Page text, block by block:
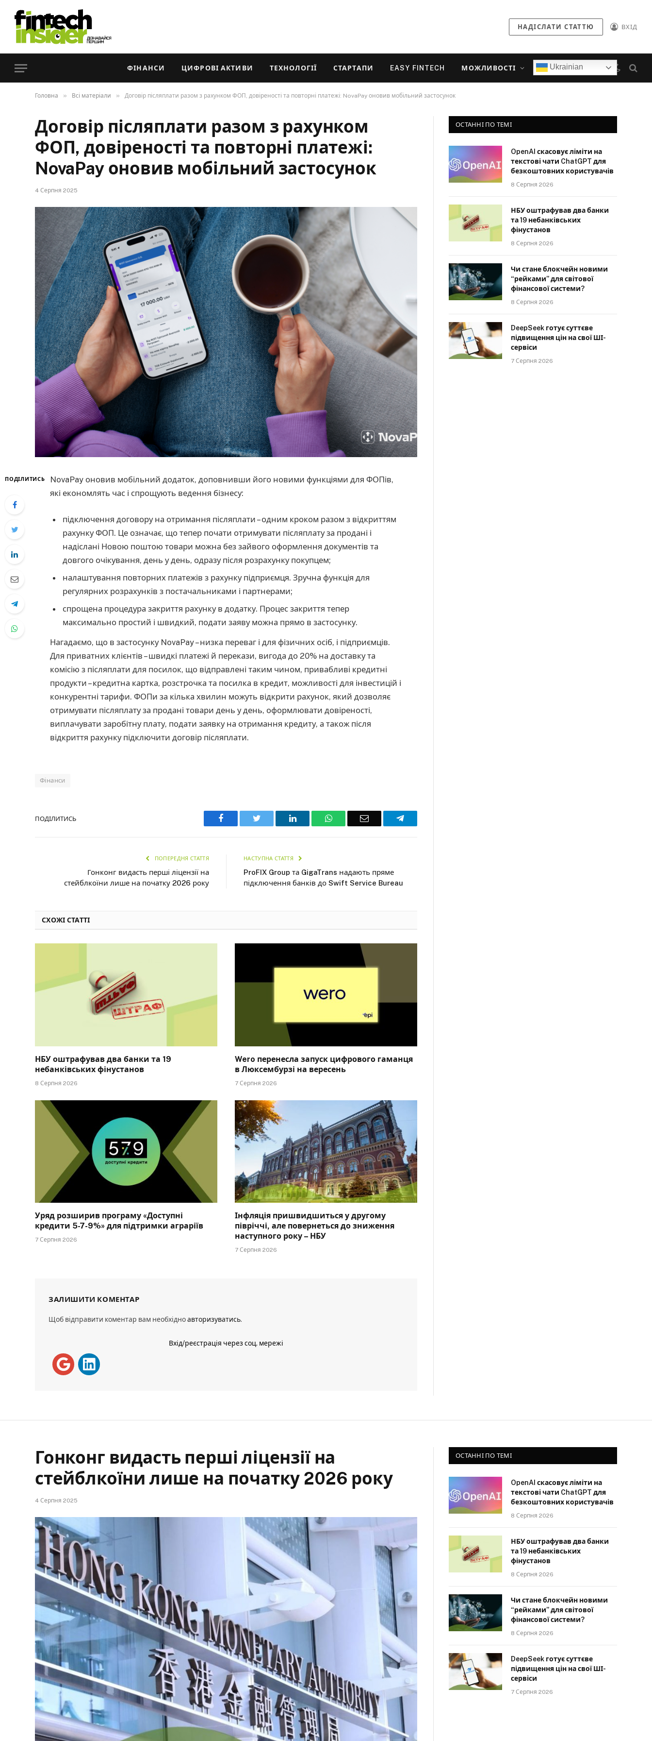
НАДІСЛАТИ СТАТТЮ ВХІД
ФІНАНСИ ЦИФРОВІ АКТИВИ ТЕХНОЛОГІЇ СТАРТАПИ EASY FINTECH МОЖЛИВОСТІ Ukrainian
Головна » Всі матеріали » Договір післяплати разом з рахунком ФОП, довіреності та повторні платежі: NovaPay оновив мобільний застосунок
Договір післяплати разом з рахунком
ФОП, довіреності та повторні платежі:
NovaPay оновив мобільний застосунок
4 Серпня 2025
ПОДІЛИТИСЬ
NovaPay оновив мобільний додаток, доповнивши його новими функціями для ФОПів,
які економлять час і спрощують ведення бізнесу:
підключення договору на отримання післяплати – одним кроком разом з відкриттям
рахунку ФОП. Це означає, що тепер почати отримувати післяплату за продані і
надіслані Новою поштою товари можна без зайвого оформлення документів та
довгого очікування, день у день, одразу після розрахунку покупцем;
налаштування повторних платежів з рахунку підприємця. Зручна функція для
регулярних розрахунків з постачальниками і партнерами;
спрощена процедура закриття рахунку в додатку. Процес закриття тепер
максимально простий і швидкий, подати заяву можна прямо в застосунку.
Нагадаємо, що в застосунку NovaPay – низка переваг і для фізичних осіб, і підприємців.
Для приватних клієнтів – швидкі платежі й перекази, вигода до 20% на доставку та
комісію з післяплати для посилок, що відправлені таким чином, привабливі кредитні
продукти – кредитна картка, розстрочка та посилка в кредит, можливості для інвестицій і
конкурентні тарифи. ФОПи за кілька хвилин можуть відкрити рахунок, який дозволяє
отримувати післяплату за продані товари день у день, оформлювати довіреності,
виплачувати заробітну плату, подати заявку на отримання кредиту, а також після
відкриття рахунку підключити договір післяплати.
Фінанси
ПОДІЛИТИСЬ Facebook Twitter LinkedIn WhatsAppEmail Telegram
ПОПЕРЕДНЯ СТАТТЯ
Гонконг видасть перші ліцензії на
стейблкоїни лише на початку 2026 року
НАСТУПНА СТАТТЯ
ProFIX Group та GigaTrans надають пряме
підключення банків до Swift Service Bureau
СХОЖІ СТАТТІ
НБУ оштрафував два банки та 19
небанківських фінустанов
8 Серпня 2026
Wero перенесла запуск цифрового гаманця
в Люксембурзі на вересень
7 Серпня 2026
Уряд розширив програму «Доступні
кредити 5-7-9%» для підтримки аграріїв
7 Серпня 2026
Інфляція пришвидшиться у другому
півріччі, але повернеться до зниження
наступного року – НБУ
7 Серпня 2026
ЗАЛИШИТИ КОМЕНТАР
Щоб відправити коментар вам необхідноавторизуватись.
Вхід/реєстрація через соц. мережі
ОСТАННІ ПО ТЕМІ
OpenAI скасовує ліміти на
текстові чати ChatGPT для
безкоштовних користувачів
8 Серпня 2026
НБУ оштрафував два банки
та 19 небанківських
фінустанов
8 Серпня 2026
Чи стане блокчейн новими
“рейками” для світової
фінансової системи?
8 Серпня 2026
DeepSeek готує суттєве
підвищення цін на свої ШІ-
сервіси
7 Серпня 2026
Гонконг видасть перші ліцензії на
стейблкоїни лише на початку 2026 року
4 Серпня 2025
ОСТАННІ ПО ТЕМІ
OpenAI скасовує ліміти на
текстові чати ChatGPT для
безкоштовних користувачів
8 Серпня 2026
НБУ оштрафував два банки
та 19 небанківських
фінустанов
8 Серпня 2026
Чи стане блокчейн новими
“рейками” для світової
фінансової системи?
8 Серпня 2026
DeepSeek готує суттєве
підвищення цін на свої ШІ-
сервіси
7 Серпня 2026